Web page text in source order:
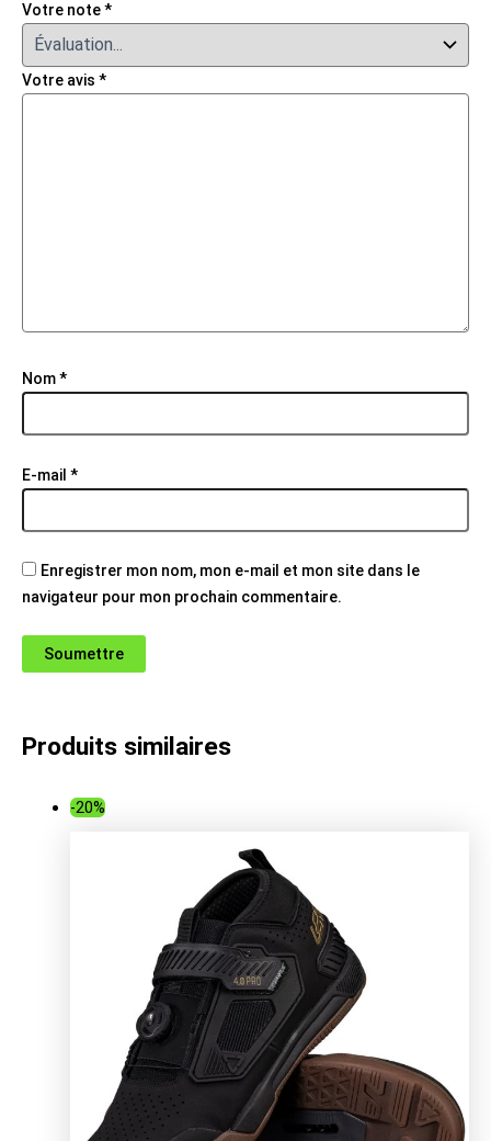
Votre note*
Votre avis *
Nom*
E-mail *
Enregistrer mon nom, mon e-mail et mon site dans le
navigateur pour mon prochain commentaire.
Produits similaires
-20%